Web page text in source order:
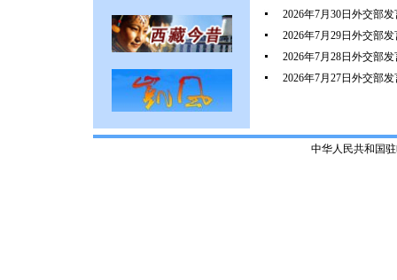
2026年7月30日外交部
2026年7月29日外交部
2026年7月28日外交部
2026年7月27日外交部
中华人民共和国